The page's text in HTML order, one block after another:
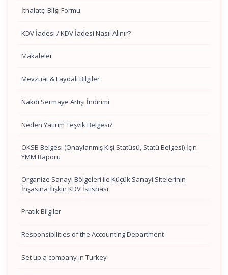
İthalatçı Bilgi Formu
KDV İadesi / KDV İadesi Nasıl Alınır?
Makaleler
Mevzuat & Faydalı Bilgiler
Nakdi Sermaye Artışı İndirimi
Neden Yatırım Teşvik Belgesi?
OKSB Belgesi (Onaylanmış Kişi Statüsü, Statü Belgesi) İçin
YMM Raporu
Organize Sanayi Bölgeleri ile Küçük Sanayi Sitelerinin
İnşasına İlişkin KDV İstisnası
Pratik Bilgiler
Responsibilities of the Accounting Department
Set up a company in Turkey